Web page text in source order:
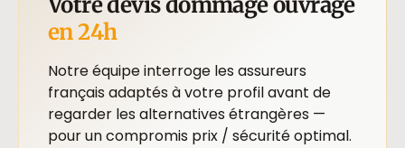
en 24h
Notre équipe interroge les assureurs
français adaptés à votre profil avant de
regarder les alternatives étrangères —
pour un compromis prix / sécurité optimal.